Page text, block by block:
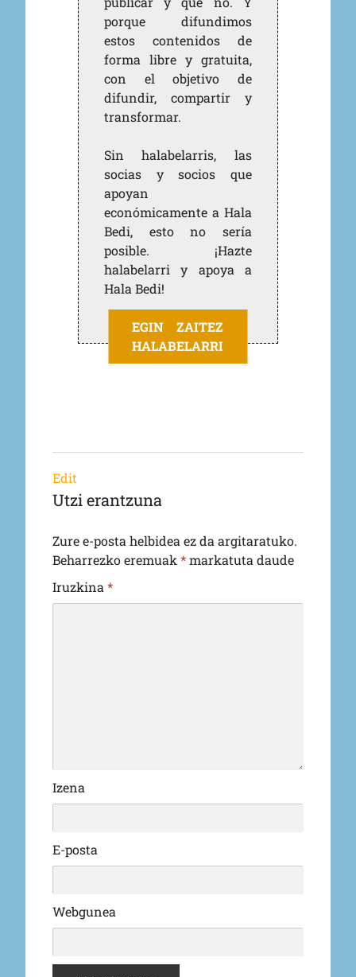
porque difundimos
estos contenidos de
forma libre y gratuita,
con el objetivo de
difundir, compartir y
transformar.
Sin halabelarris, las
socias y socios que
apoyan
económicamente a Hala
Bedi, esto no sería
posible. ¡Hazte
halabelarri y apoya a
Hala Bedi!
EGIN ZAITEZ
HALABELARRI
Edit
Utzi erantzuna
Zure e-posta helbidea ez da argitaratuko.
Beharrezko eremuak*markatuta daude
Iruzkina*
Izena
E-posta
Webgunea